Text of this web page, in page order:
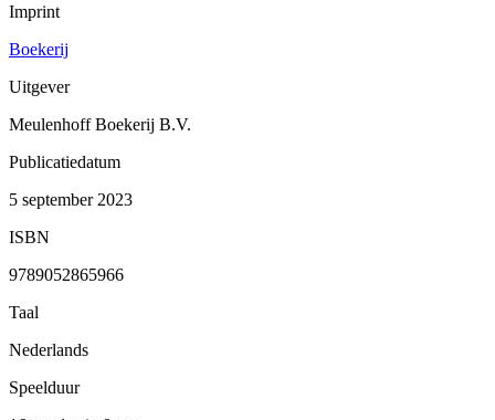
Imprint
Boekerij
Uitgever
Meulenhoff Boekerij B.V.
Publicatiedatum
5 september 2023
ISBN
9789052865966
Taal
Nederlands
Speelduur